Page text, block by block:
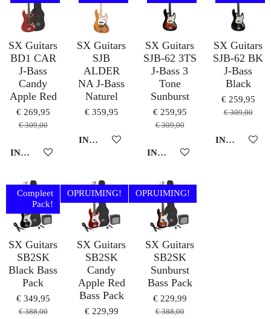
SX Guitars
BD1 CAR
J-Bass
Candy
Apple Red
€ 269,95
€ 309,00
IN WINKELWAGEN
SX Guitars
SJB
ALDER
NA J-Bass
Naturel
€ 359,95
IN WINKELWAGEN
SX Guitars
SJB-62 3TS
J-Bass 3
Tone
Sunburst
€ 259,95
€ 309,00
IN WINKELWAGEN
SX Guitars
SJB-62 BK
J-Bass
Black
€ 259,95
€ 309,00
IN
Compleet
Pack!
SX Guitars
SB2SK
Black Bass
Pack
€ 349,95
€ 388,00
OPRUIMING!
SX Guitars
SB2SK
Candy
Apple Red
Bass Pack
€ 229,99
OPRUIMING!
SX Guitars
SB2SK
Sunburst
Bass Pack
€ 229,99
€ 388,00